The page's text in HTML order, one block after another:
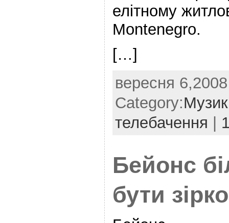
елітному
Montenegro.
[…]
вересня
Category:
телебачення |
Бейонс
бути